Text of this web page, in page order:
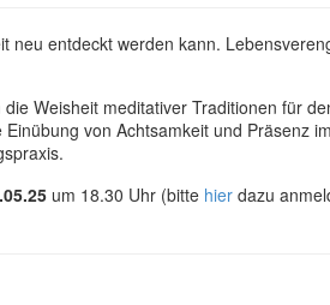
neu entdeckt werden kann.
Weisheit meditativer Traditionen für
von Achtsamkeit und Präsenz im
um 18.30 Uhr (bitte hier dazu